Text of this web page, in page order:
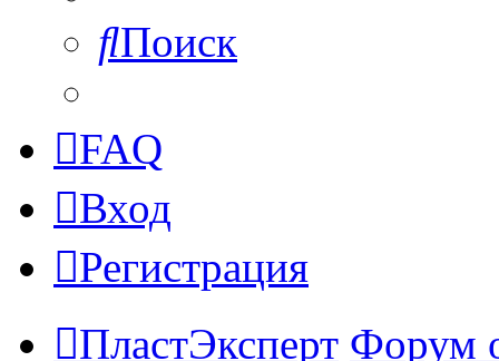
Поиск
FAQ
Вход
Регистрация
ПластЭксперт Форум